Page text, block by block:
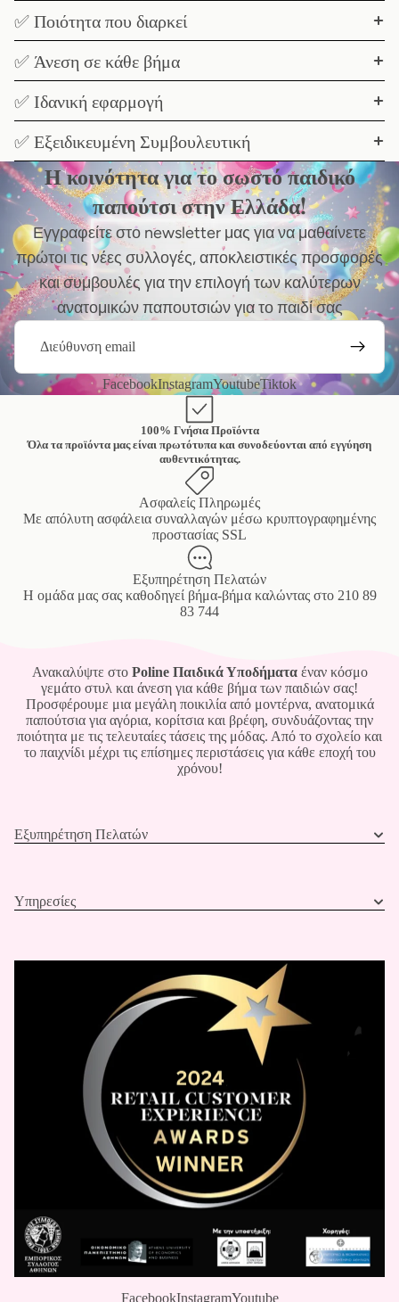
✅ Ποιότητα που διαρκεί
✅ Άνεση σε κάθε βήμα
✅ Ιδανική εφαρμογή
✅ Εξειδικευμένη Συμβουλευτική
Η κοινότητα για το σωστό παιδικό
παπούτσι στην Ελλάδα!
Εγγραφείτε στο newsletter μας για να μαθαίνετε
πρώτοι τις νέες συλλογές, αποκλειστικές προσφορές
και συμβουλές για την επιλογή των καλύτερων
ανατομικών παπουτσιών για το παιδί σας
Email
FacebookInstagramYoutubeTiktok
100% Γνήσια Προϊόντα
Όλα τα προϊόντα μας είναι πρωτότυπα και συνοδεύονται από εγγύηση
αυθεντικότητας.
Ασφαλείς Πληρωμές
Mε απόλυτη ασφάλεια συναλλαγών μέσω κρυπτογραφημένης
προστασίας SSL
Εξυπηρέτηση Πελατών
Η ομάδα μας σας καθοδηγεί βήμα-βήμα καλώντας στο 210 89
83 744
Ανακαλύψτε στο Poline Παιδικά Υποδήματαέναν κόσμο
γεμάτο στυλ και άνεση για κάθε βήμα των παιδιών σας!
Προσφέρουμε μια μεγάλη ποικιλία από μοντέρνα, ανατομικά
παπούτσια για αγόρια, κορίτσια και βρέφη, συνδυάζοντας την
ποιότητα με τις τελευταίες τάσεις της μόδας. Από το σχολείο και
το παιχνίδι μέχρι τις επίσημες περιστάσεις για κάθε εποχή του
χρόνου!
Εξυπηρέτηση Πελατών
Υπηρεσίες
FacebookInstagramYoutube